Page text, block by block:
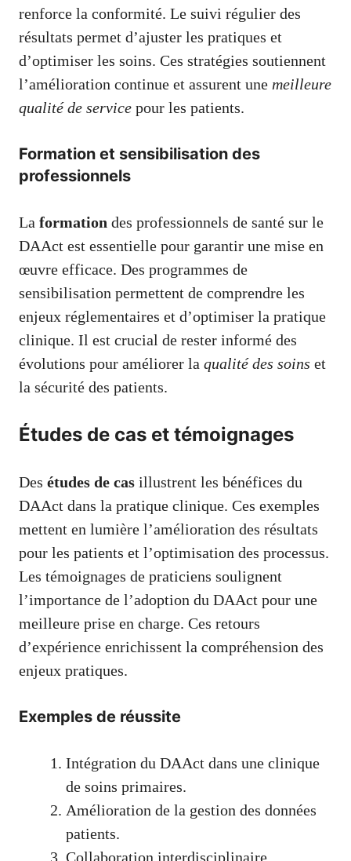
renforce la conformité. Le suivi régulier des
résultats permet d’ajuster les pratiques et
d’optimiser les soins. Ces stratégies soutiennent
l’amélioration continue et assurent une meilleure
qualité de service pour les patients.
Formation et sensibilisation des
professionnels
La formation des professionnels de santé sur le
DAAct est essentielle pour garantir une mise en
œuvre efficace. Des programmes de
sensibilisation permettent de comprendre les
enjeux réglementaires et d’optimiser la pratique
clinique. Il est crucial de rester informé des
évolutions pour améliorer la qualité des soins et
la sécurité des patients.
Études de cas et témoignages
Des études de cas illustrent les bénéfices du
DAAct dans la pratique clinique. Ces exemples
mettent en lumière l’amélioration des résultats
pour les patients et l’optimisation des processus.
Les témoignages de praticiens soulignent
l’importance de l’adoption du DAAct pour une
meilleure prise en charge. Ces retours
d’expérience enrichissent la compréhension des
enjeux pratiques.
Exemples de réussite
Intégration du DAAct dans une clinique
de soins primaires.
Amélioration de la gestion des données
patients.
Collaboration interdisciplinaire